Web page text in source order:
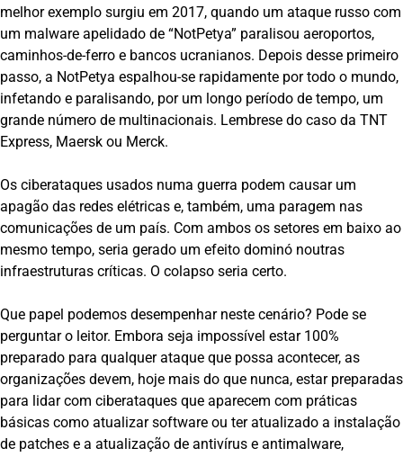
melhor exemplo surgiu em 2017, quando um ataque russo com
um malware apelidado de “NotPetya” paralisou aeroportos,
caminhos-de-ferro e bancos ucranianos. Depois desse primeiro
passo, a NotPetya espalhou-se rapidamente por todo o mundo,
infetando e paralisando, por um longo período de tempo, um
grande número de multinacionais. Lembrese do caso da TNT
Express, Maersk ou Merck.
Os ciberataques usados numa guerra podem causar um
apagão das redes elétricas e, também, uma paragem nas
comunicações de um país. Com ambos os setores em baixo ao
mesmo tempo, seria gerado um efeito dominó noutras
infraestruturas críticas. O colapso seria certo.
Que papel podemos desempenhar neste cenário? Pode se
perguntar o leitor. Embora seja impossível estar 100%
preparado para qualquer ataque que possa acontecer, as
organizações devem, hoje mais do que nunca, estar preparadas
para lidar com ciberataques que aparecem com práticas
básicas como atualizar software ou ter atualizado a instalação
de patches e a atualização de antivírus e antimalware,